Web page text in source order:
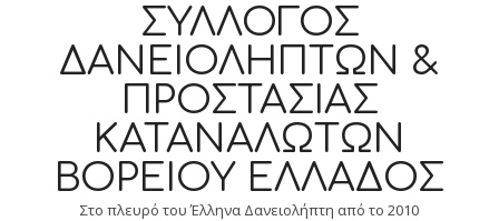
ΣΎΛΛΟΓΟΣ
ΔΑΝΕΙΟΛΗΠΤΏΝ &
ΠΡΟΣΤΑΣΊΑΣ
ΚΑΤΑΝΑΛΩΤΏΝ
ΒΟΡΕΊΟΥ ΕΛΛΆΔΟΣ
Στο πλευρό του Έλληνα Δανειολήπτη από το 2010